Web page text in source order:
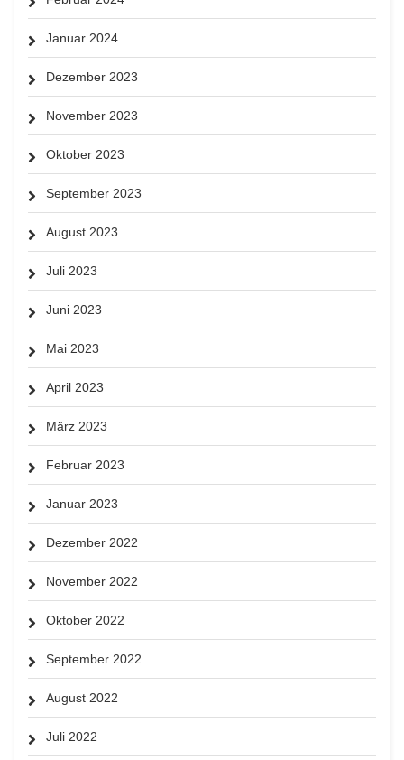
Januar 2024
Dezember 2023
November 2023
Oktober 2023
September 2023
August 2023
Juli 2023
Juni 2023
Mai 2023
April 2023
März 2023
Februar 2023
Januar 2023
Dezember 2022
November 2022
Oktober 2022
September 2022
August 2022
Juli 2022